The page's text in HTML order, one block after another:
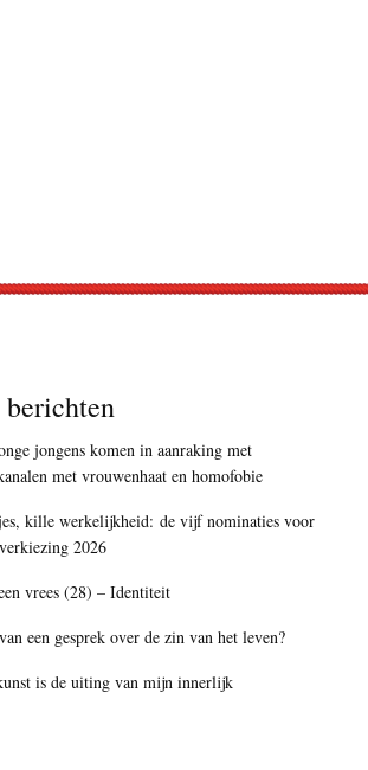
berichten
jongens komen in aanraking met
met vrouwenhaat en homofobie
kille werkelijkheid: de vijf nominaties voor
2026
vrees (28) – Identiteit
een gesprek over de zin van het leven?
is de uiting van mijn innerlijk